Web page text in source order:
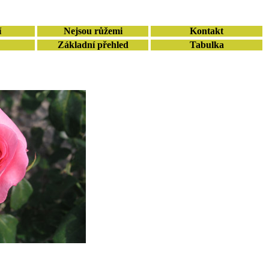
Nejsou růžemi
Kontakt
Základní přehled
Tabulka